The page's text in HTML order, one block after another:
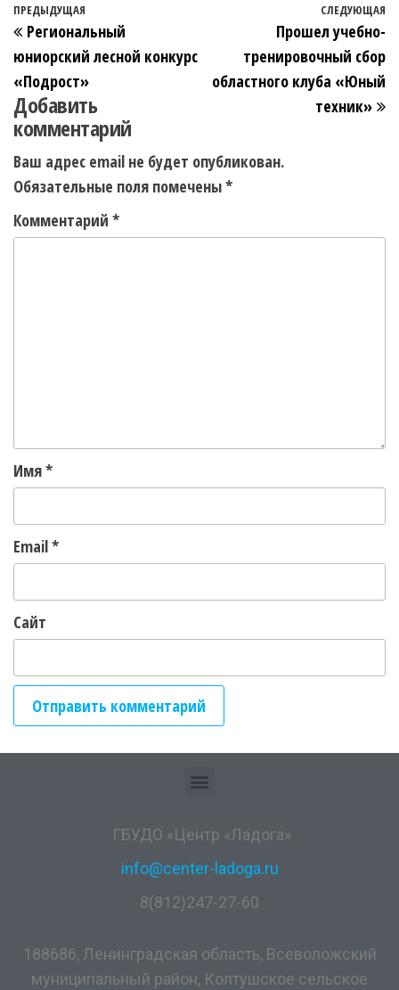
ПРЕДЫДУЩАЯ
Региональный
юниорский лесной конкурс
«Подрост»
СЛЕДУЮЩАЯ
Прошел учебно-
тренировочный сбор
областного клуба «Юный
техник»
Добавить
комментарий
Ваш адрес email не будет опубликован.
Обязательные поля помечены*
Комментарий *
Имя*
Email*
Сайт
ГБУДО «Центр «Ладога»
info@center-ladoga.ru
8(812)247-27-60
188686, Ленинградская область, Всеволожский
муниципальный район, Колтушское сельское